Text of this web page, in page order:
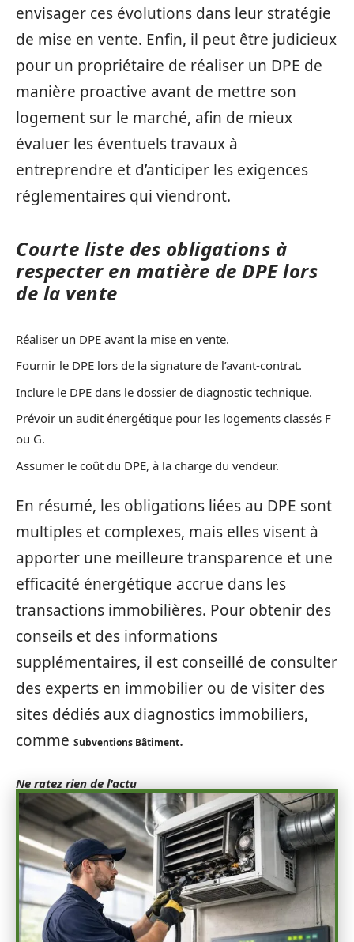
envisager ces évolutions dans leur stratégie
de mise en vente. Enfin, il peut être judicieux
pour un propriétaire de réaliser un DPE de
manière proactive avant de mettre son
logement sur le marché, afin de mieux
évaluer les éventuels travaux à
entreprendre et d’anticiper les exigences
réglementaires qui viendront.
Courte liste des obligations à
respecter en matière de DPE lors
de la vente
Réaliser un DPE avant la mise en vente.
Fournir le DPE lors de la signature de l’avant-contrat.
Inclure le DPE dans le dossier de diagnostic technique.
Prévoir un audit énergétique pour les logements classés F
ou G.
Assumer le coût du DPE, à la charge du vendeur.
En résumé, les obligations liées au DPE sont
multiples et complexes, mais elles visent à
apporter une meilleure transparence et une
efficacité énergétique accrue dans les
transactions immobilières. Pour obtenir des
conseils et des informations
supplémentaires, il est conseillé de consulter
des experts en immobilier ou de visiter des
sites dédiés aux diagnostics immobiliers,
comme Subventions Bâtiment.
Ne ratez rien de l'actu